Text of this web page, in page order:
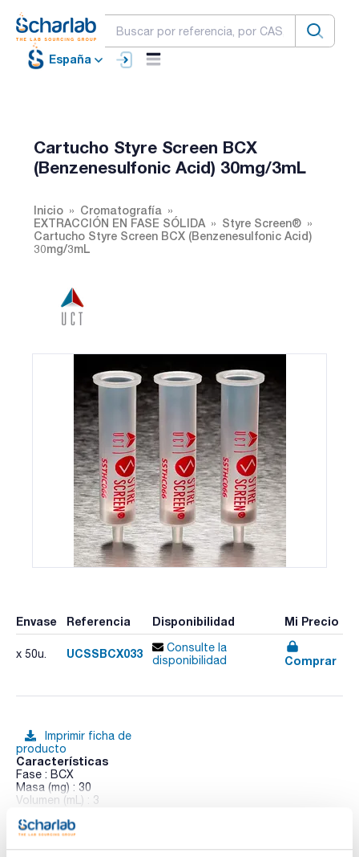
España
Cartucho Styre Screen BCX
(Benzenesulfonic Acid) 30mg/3mL
Inicio
Cromatografía
EXTRACCIÓN EN FASE SÓLIDA
Styre Screen®
Cartucho Styre Screen BCX (Benzenesulfonic Acid)
30mg/3mL
Envase Referencia Disponibilidad Mi Precio
x 50u. UCSSBCX033
Consulte la
disponibilidad
Comprar
Imprimir ficha de
producto
Características
Fase : BCX
Masa (mg) : 30
Volumen (mL) : 3
Styre Screen® columnas de extracción de resina polimérica
formada por un sorbente de copolímero de estireno y
Ver más